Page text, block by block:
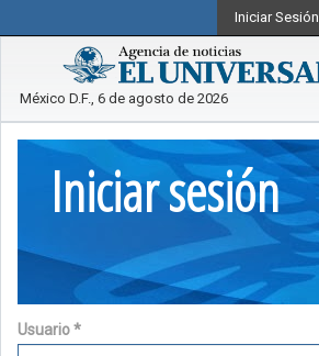
Iniciar Sesión
México D.F., 6 de agosto de 2026
Iniciar sesión
Usuario*